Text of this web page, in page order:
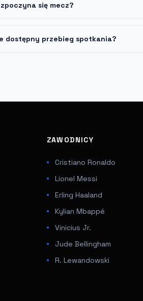
się mecz?
dostępny przebieg spotkania?
ZAWODNICY
Cristiano Ronaldo
Lionel Messi
Erling Haaland
Kylian Mbappé
Vinicius Jr.
Jude Bellingham
R. Lewandowski